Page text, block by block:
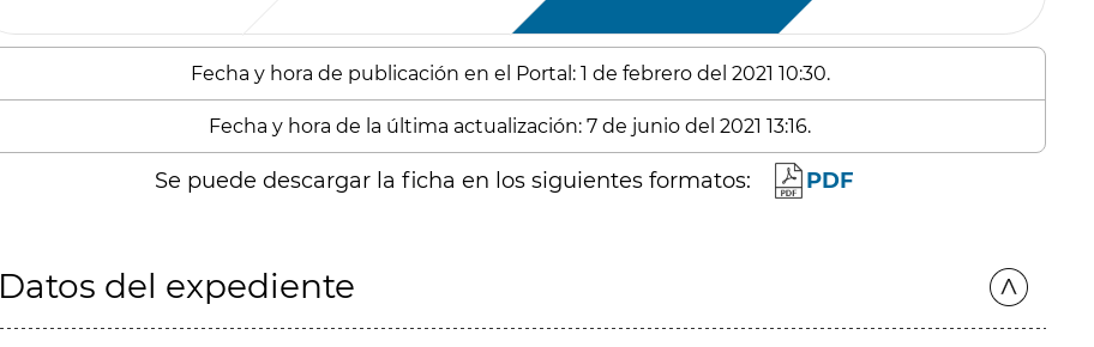
Fecha y hora de publicación en el Portal: 1 de febrero del 2021 10:30.
Fecha y hora de la última actualización: 7 de junio del 2021 13:16.
Se puede descargar la ficha en los siguientes formatos: PDF
Datos del expediente